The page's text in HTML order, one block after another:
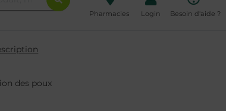
Pharmacies Login Besoin d'aide ?
des poux